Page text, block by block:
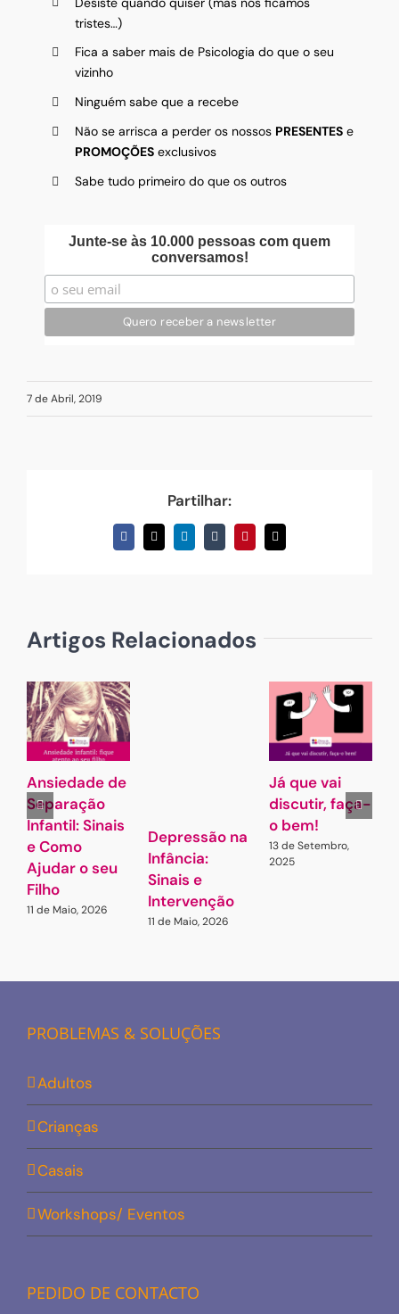
tristes…)
Fica a saber mais de Psicologia do que o seu
vizinho
Ninguém sabe que a recebe
Não se arrisca a perder os nossos PRESENTESe
PROMOÇÕESexclusivos
Sabe tudo primeiro do que os outros
Junte-se às 10.000 pessoas com quem
conversamos!
7 de Abril, 2019
Partilhar:
Facebook
X LinkedInTumblrPinterestEmail
(necessário
Artigos Relacionados
Ansiedade de
Separação
Infantil: Sinais
e Como
Ajudar o seu
Filho
11 de Maio, 2026
Depressão na
Infância:
Sinais e
Intervenção
11 de Maio, 2026
Já que vai
discutir, faça-
o bem!
13 de Setembro,
2025
PROBLEMAS & SOLUÇÕES
Adultos
Crianças
Casais
Workshops/ Eventos
PEDIDO DE CONTACTO